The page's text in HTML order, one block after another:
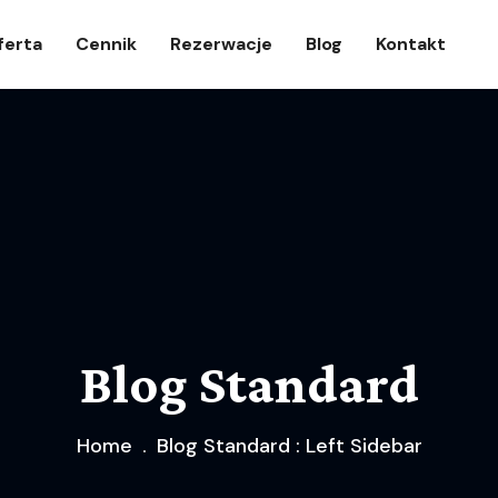
Cennik Rezerwacje Blog Kontakt
Blog Standard
Home Blog Standard : Left Sidebar